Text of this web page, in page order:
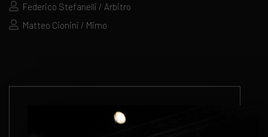
Federico Stefanelli / Arbitro
Matteo Cionini / Mimo